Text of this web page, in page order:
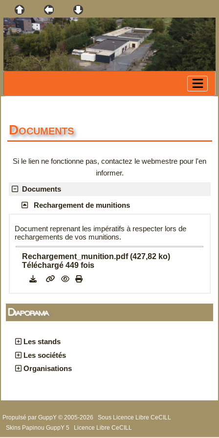
Diaporama
Les stands
Les sociétés
Organisations
Documents
Si le lien ne fonctionne pas, contactez le webmestre pour l'en
informer.
Documents
Rechargement de munitions
Document reprenant les impératifs à respecter lors de
rechargements de vos munitions.
Rechargement_munition.pdf (427,82 ko)
Téléchargé 449 fois
Propulsé par GuppY © 2005-2026
Sous Licence Libre CeCILL
Skins Papinou GuppY 5
Licence Libre CeCILL